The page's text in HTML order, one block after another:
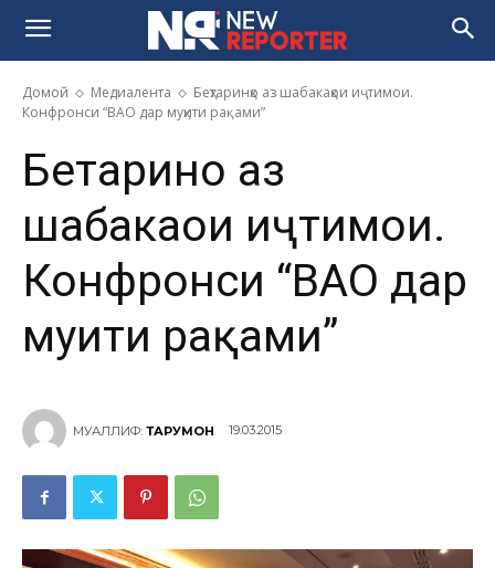
Домой Медиалента
Беҳтаринҳо аз шабакаҳои иҷтимои.
Конфронси “ВАО дар муҳити рақами”
Беҳтаринҳо аз
шабакаҳои иҷтимои.
Конфронси “ВАО дар
муҳити рақами”
МУАЛЛИФ: ТАРҶУМОН 19.03.2015